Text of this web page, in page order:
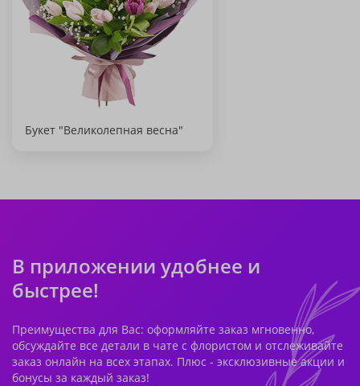
Букет "Великолепная весна"
В приложении удобнее и
быстрее!
Преимущества для Вас: оформляйте заказ мгновенно,
обсуждайте все детали в чате с флористом и отслеживайте
заказ онлайн на всех этапах. Плюс - эксклюзивные акции и
бонусы за каждый заказ!